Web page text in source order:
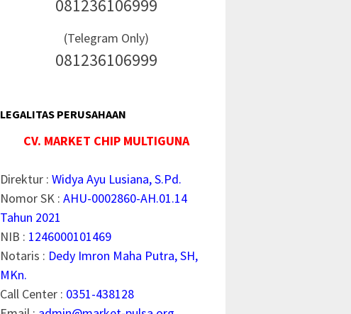
081236106999
(Telegram Only)
081236106999
LEGALITAS PERUSAHAAN
CV. MARKET CHIP MULTIGUNA
Direktur :Widya Ayu Lusiana, S.Pd.
Nomor SK :AHU-0002860-AH.01.14
Tahun 2021
NIB : 1246000101469
Notaris : Dedy Imron Maha Putra, SH,
MKn.
Call Center : 0351-438128